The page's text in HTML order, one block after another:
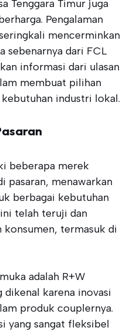
Tenggara Timur juga
Pengalaman
mencerminkan
sebenarnya dari FCL
informasi dari ulasan
membuat pilihan
industri lokal.
beberapa merek
pasaran, menawarkan
berbagai kebutuhan
telah teruji dan
konsumen, termasuk di
adalah R+W
karena inovasi
produk couplernya.
yang sangat fleksibel